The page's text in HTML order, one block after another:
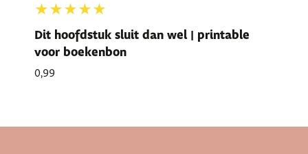
★★★★★
Dit hoofdstuk sluit dan wel | printable
voor boekenbon
0,99